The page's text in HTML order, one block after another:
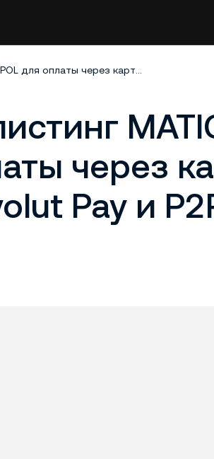
KuCoin завершил делистинг MATIC и добавил POL для оплаты через карту, фиатный баланс, Revolut Pay и P2P Express
через
Pay и